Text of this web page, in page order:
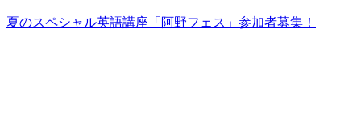
夏のスペシャル英語講座「阿野フェス」参加者募集！